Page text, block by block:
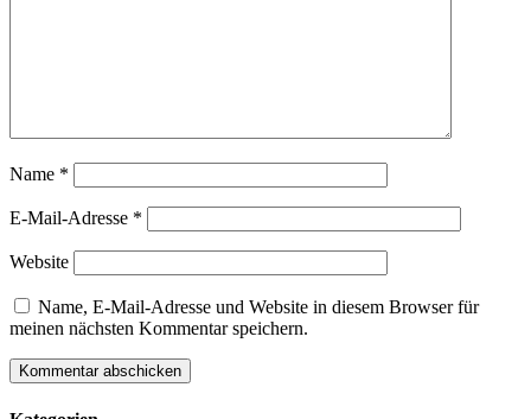
Name *
E-Mail-Adresse *
Website
Name, E-Mail-Adresse und Website in diesem Browser für
meinen nächsten Kommentar speichern.